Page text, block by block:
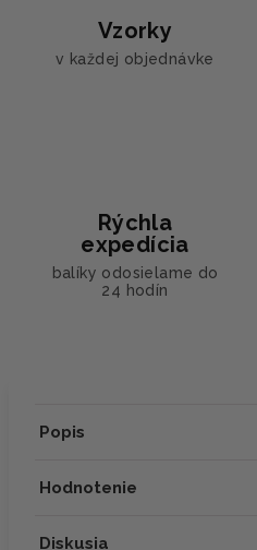
Vzorky
v každej objednávke
Rýchla
expedícia
balíky odosielame do
24 hodín
Popis
Hodnotenie
Diskusia